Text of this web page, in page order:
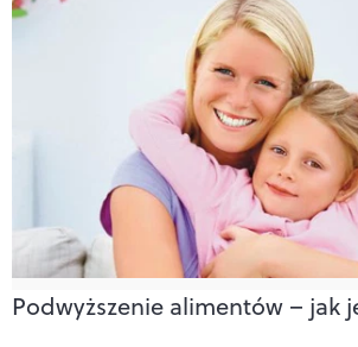
Podwyższenie alimentów – jak